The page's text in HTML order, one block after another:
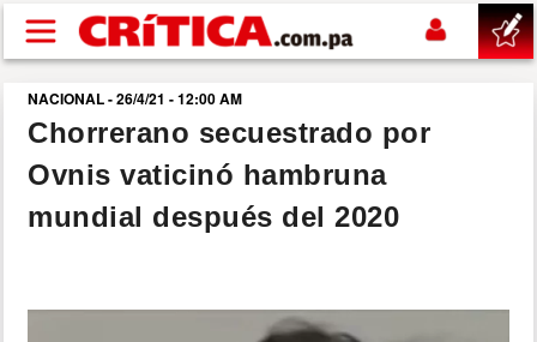
Pasar al contenido principal
buscar
SUCESOS
POLÍTICA
NACIONAL - 26/4/21 - 12:00 AM
Chorrerano secuestrado por
Ovnis vaticinó hambruna
mundial después del 2020